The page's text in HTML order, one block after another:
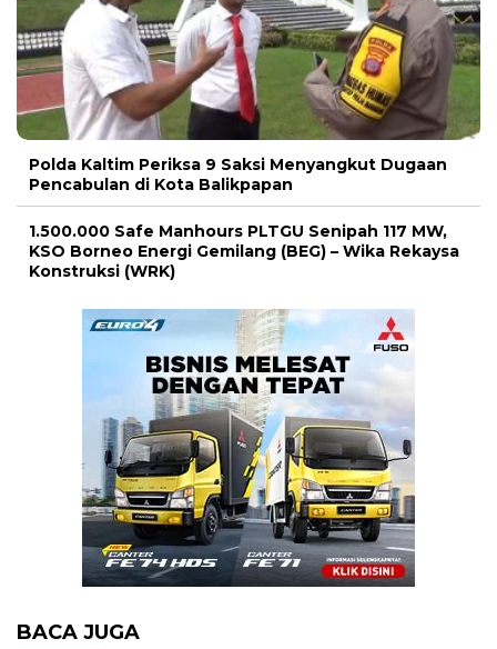
Polda Kaltim Periksa 9 Saksi Menyangkut Dugaan
Pencabulan di Kota Balikpapan
1.500.000 Safe Manhours PLTGU Senipah 117 MW,
KSO Borneo Energi Gemilang (BEG) – Wika Rekaysa
Konstruksi (WRK)
BACA JUGA